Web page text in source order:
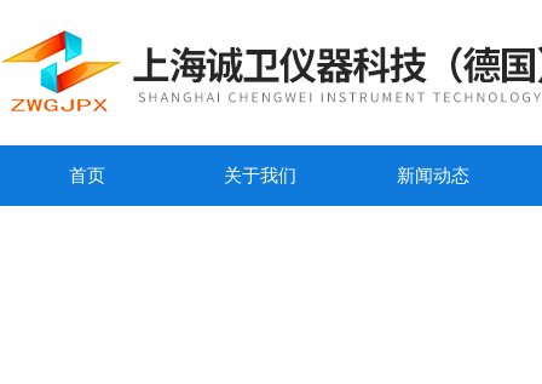
首页 关于我们 新闻动态